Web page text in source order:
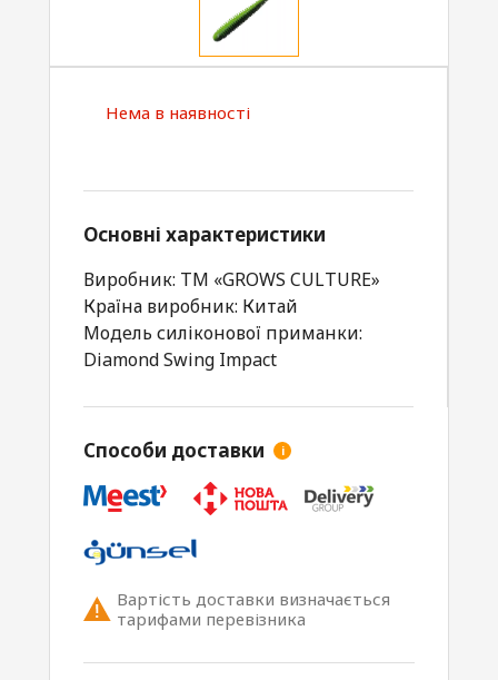
Нема в наявності
Основні характеристики
Виробник: ТМ «GROWS CULTURE»
Країна виробник: Китай
Модель силіконової приманки:
Diamond Swing Impact
Способи доставки i
Вартість доставки визначається
тарифами перевізника